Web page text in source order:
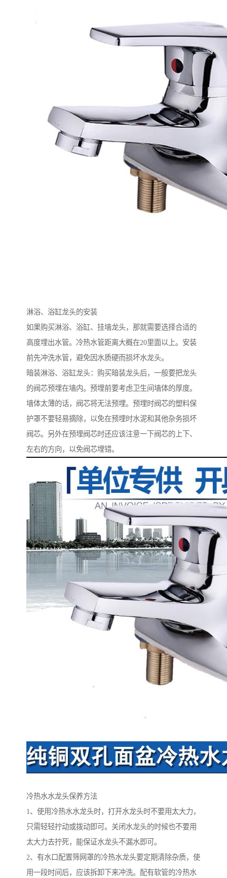
淋浴、浴缸龙头的安装
如果购买淋浴、浴缸、挂墙龙头，那就需要选择合适的
高度埋出水管。冷热水管距离大概在20里面以上。安装
前先冲洗水管，避免因水质硬而损坏水龙头。
暗装淋浴、浴缸龙头：购买暗装龙头后，一般要把龙头
的阀芯预埋在墙内。预埋前要考虑卫生间墙体的厚度。
墙体太薄的话，阀芯将无法预埋。预埋时阀芯的塑料保
护罩不要轻易摘除，以免在预埋时水泥和其他杂务损坏
阀芯。另外在预埋阀芯时还应该注意一下阀芯的上下、
左右的方向，以免阀芯埋错。
冷热水水龙头保养方法
1、使用冷热水水龙头时，打开水龙头时不要用太大力，
只需轻轻拧动或拨动即可。关闭水龙头的时候也不要用
太大力去拧死，能保证水龙头不漏水即可。
2、有水口配置筛网罩的冷热水龙头要定期清除杂质，使
用一段时间后，应该拆卸下来冲洗。配有软管的冷热水